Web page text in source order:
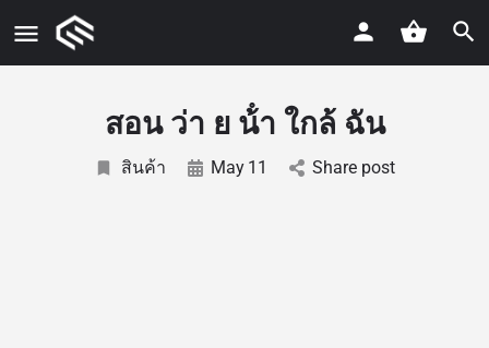
สอน ว่า ย น้ํา ใกล้ ฉัน
สินค้า May 11 Share post